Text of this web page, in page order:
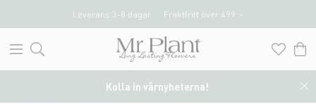
Leverans 3-8 dagar Fraktfritt över 499 :-
Kolla in vårnyheterna!